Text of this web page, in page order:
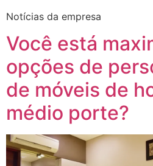
Notícias da empresa
Você está
opções de
de móveis de
médio porte?